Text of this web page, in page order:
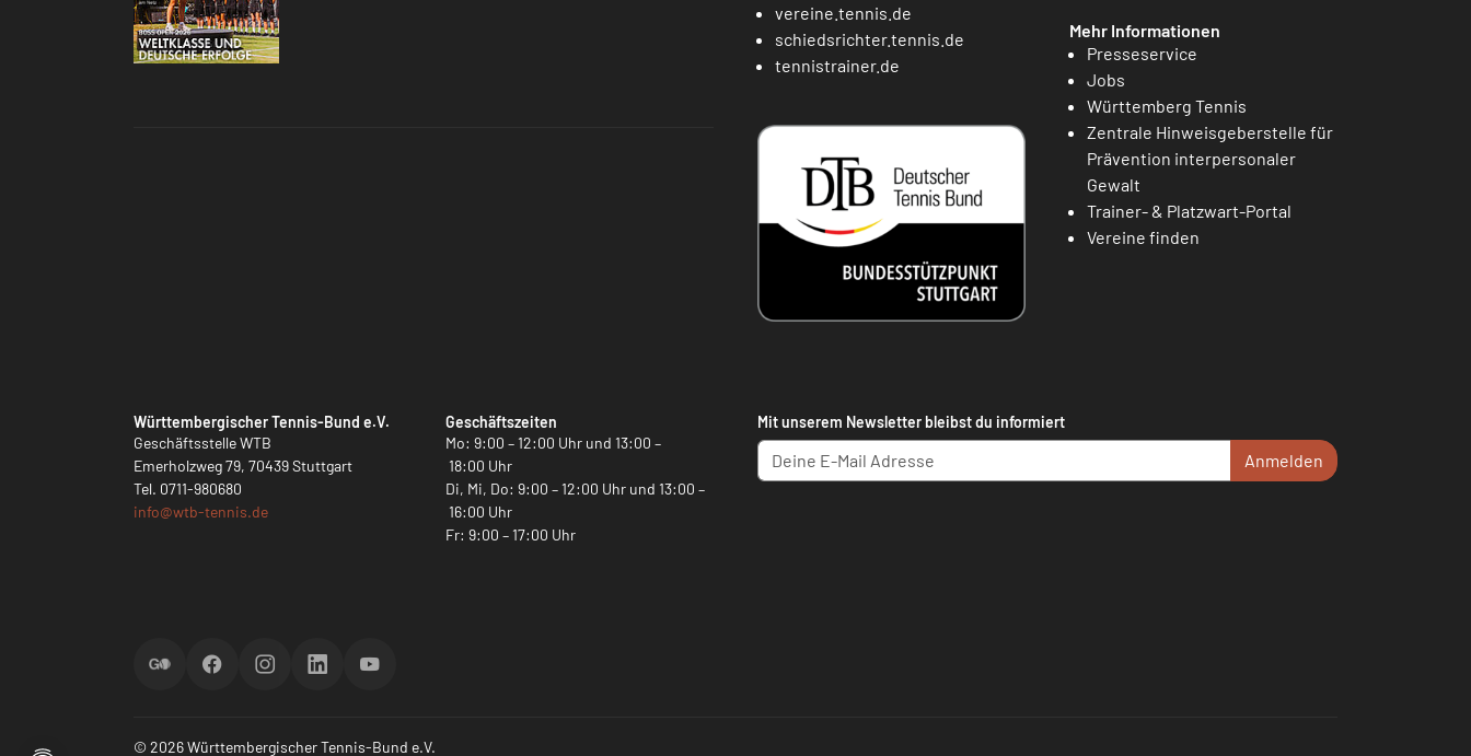
vereine.tennis.de
schiedsrichter.tennis.de
tennistrainer.de
Mehr Informationen
Presseservice
Jobs
Württemberg Tennis
Zentrale Hinweisgeberstelle für
Prävention interpersonaler
Gewalt
Trainer- & Platzwart-Portal
Vereine finden
Württembergischer Tennis-Bund e.V.
Geschäftsstelle WTB
Emerholzweg 79, 70439 Stuttgart
Tel. 0711-980680
info@wtb-tennis.de
Geschäftszeiten
Mo: 9:00 – 12:00 Uhr und 13:00 –
18:00 Uhr
Di, Mi, Do: 9:00 – 12:00 Uhr und 13:00 –
16:00 Uhr
Fr: 9:00 – 17:00 Uhr
Mit unserem Newsletter bleibst du informiert
Anmelden
ScoreGOFacebookInstagramLinkedInYouTube
© 2026 Württembergischer Tennis-Bund e.V.